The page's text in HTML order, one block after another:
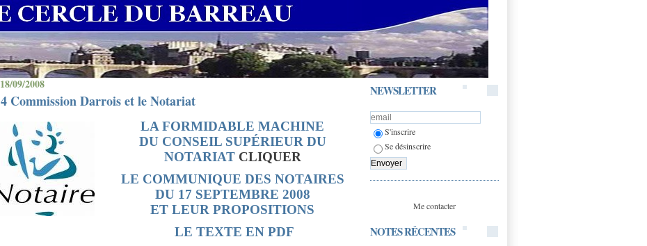
NEWSLETTER
S'inscrire
Se désinscrire
Me contacter
NOTES RÉCENTES
18/09/2008
4 Commission Darrois et le Notariat
LA FORMIDABLE MACHINE
DU CONSEIL SUPÉRIEUR DU
NOTARIATCLIQUER
LE COMMUNIQUE DES NOTAIRES
DU 17 SEPTEMBRE 2008
ET LEUR PROPOSITIONS
LE TEXTE EN PDF